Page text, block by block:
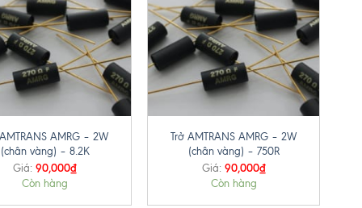
AMRG – 2W
(chân vàng) – 8.2K
Giá: 90,000₫
Còn hàng
Trở AMTRANS AMRG – 2W
(chân vàng) – 750R
Giá: 90,000₫
Còn hàng